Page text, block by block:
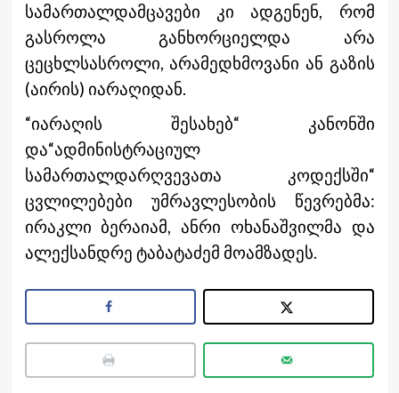
სამართალდამცავები კი ადგენენ, რომ
გასროლა განხორციელდა არა
ცეცხლსასროლი, არამედხმოვანი ან გაზის
(აირის) იარაღიდან.
“იარაღის შესახებ“ კანონში
და“ადმინისტრაციულ
სამართალდარღვევათა კოდექსში“
ცვლილებები უმრავლესობის წევრებმა:
ირაკლი ბერაიამ, ანრი ოხანაშვილმა და
ალექსანდრე ტაბატაძემ მოამზადეს.